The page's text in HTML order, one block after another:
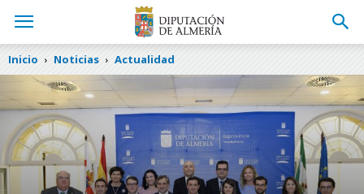
Inicio Noticias Actualidad